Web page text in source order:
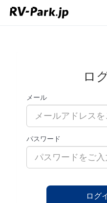
ロ
メール
パスワード